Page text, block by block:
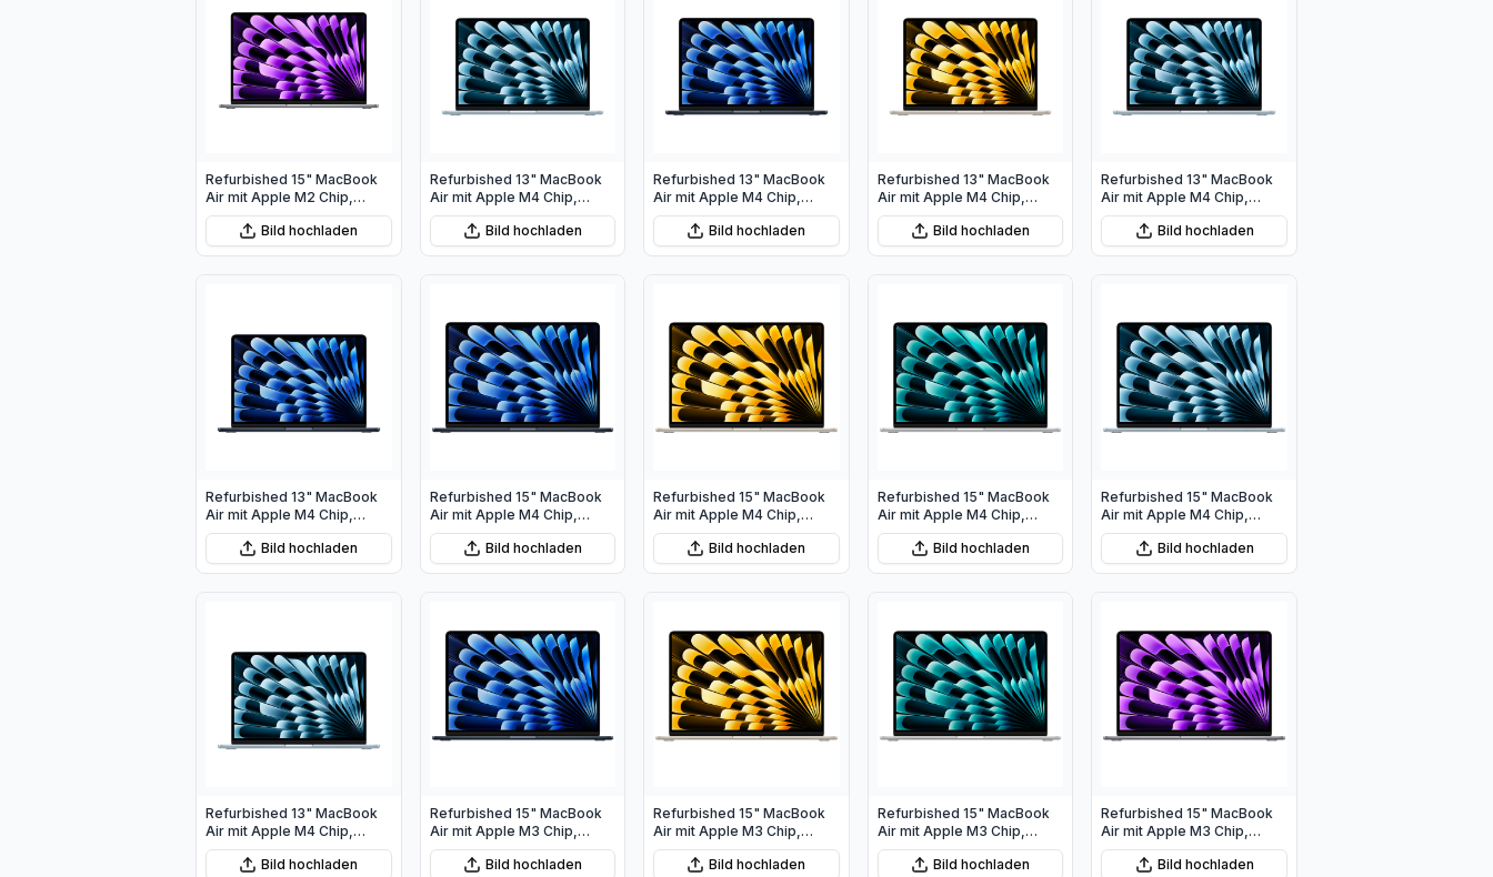
Refurbished 15" MacBook
Air mit Apple M2 Chip,
8‑Core CPU und 10‑Core
GPU - Space Grau
Bild hochladen
Refurbished 13" MacBook
Air mit Apple M4 Chip,
10‑Core CPU und 10‑Core
GPU - Himmelblau
Bild hochladen
Refurbished 13" MacBook
Air mit Apple M4 Chip,
10‑Core CPU und 10‑Core
GPU - Mitternacht
Bild hochladen
Refurbished 13" MacBook
Air mit Apple M4 Chip,
10‑Core CPU und 10‑Core
GPU - Polarstern
Bild hochladen
Refurbished 13" MacBook
Air mit Apple M4 Chip,
10‑Core CPU und 10‑Core
GPU - Himmelblau
Bild hochladen
Refurbished 13" MacBook
Air mit Apple M4 Chip,
10‑Core CPU und 10‑Core
GPU - Mitternacht
Bild hochladen
Refurbished 15" MacBook
Air mit Apple M4 Chip,
10‑Core CPU und 10‑Core
GPU - Mitternacht
Bild hochladen
Refurbished 15" MacBook
Air mit Apple M4 Chip,
10‑Core CPU und 10‑Core
GPU - Polarstern
Bild hochladen
Refurbished 15" MacBook
Air mit Apple M4 Chip,
10‑Core CPU und 10‑Core
GPU - SilberBild hochladen
Refurbished 15" MacBook
Air mit Apple M4 Chip,
10‑Core CPU und 10‑Core
GPU - Himmelblau
Bild hochladen
Refurbished 13" MacBook
Air mit Apple M4 Chip,
10‑Core CPU und 10‑Core
GPU - Himmelblau
Bild hochladen
Refurbished 15" MacBook
Air mit Apple M3 Chip,
8‑Core CPU und 10‑Core
GPU - Mitternacht
Bild hochladen
Refurbished 15" MacBook
Air mit Apple M3 Chip,
8‑Core CPU und 10‑Core
GPU - Polarstern
Bild hochladen
Refurbished 15" MacBook
Air mit Apple M3 Chip,
8‑Core CPU und 10‑Core
GPU - SilberBild hochladen
Refurbished 15" MacBook
Air mit Apple M3 Chip,
8‑Core CPU und 10‑Core
GPU - Space Grau
Bild hochladen